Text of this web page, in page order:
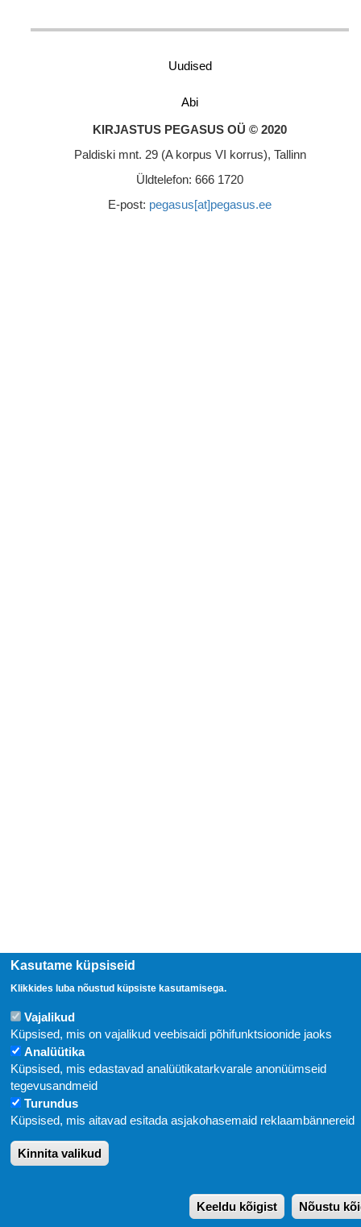
Uudised
Abi
KIRJASTUS PEGASUS OÜ © 2020
Paldiski mnt. 29 (A korpus VI korrus), Tallinn
Üldtelefon: 666 1720
E-post: pegasus[at]pegasus.ee
Kasutame küpsiseid
Klikkides luba nõustud küpsiste kasutamisega.
Vajalikud
Küpsised, mis on vajalikud veebisaidi põhifunktsioonide jaoks
Analüütika
Küpsised, mis edastavad analüütikatarkvarale anonüümseid
tegevusandmeid
Turundus
Küpsised, mis aitavad esitada asjakohasemaid reklaambännereid
Kinnita valikud
Keeldu kõigist Nõustu